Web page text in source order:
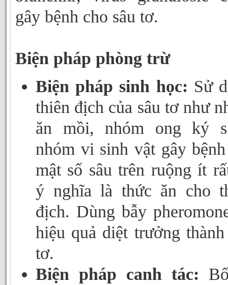
gây bệnh cho sâu tơ.
Biện pháp phòng trừ
Biện pháp sinh học: Sử
thiên địch của sâu tơ như
ăn mồi, nhóm ong ký
nhóm vi sinh vật gây
mật số sâu trên ruộng ít
ý nghĩa là thức ăn cho
địch. Dùng bẫy
hiệu quả diệt trưởng thành
tơ.
Biện pháp canh tác: